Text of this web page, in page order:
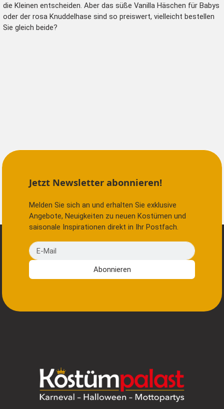
die Kleinen entscheiden. Aber das süße Vanilla Häschen für Babys
oder der rosa Knuddelhase sind so preiswert, vielleicht bestellen
Sie gleich beide?
Jetzt Newsletter abonnieren!
Melden Sie sich an und erhalten Sie exklusive
Angebote, Neuigkeiten zu neuen Kostümen und
saisonale Inspirationen direkt in Ihr Postfach.
E-Mail
Abonnieren